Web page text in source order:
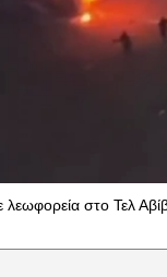
λεωφορεία στο Τελ